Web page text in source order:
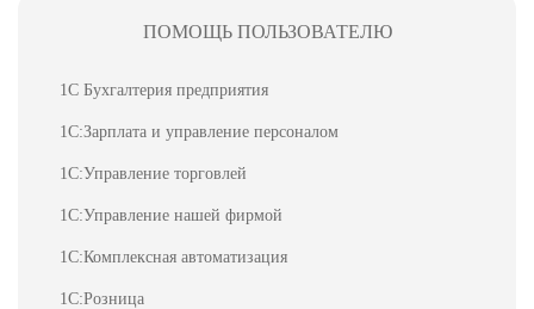
ПОМОЩЬ ПОЛЬЗОВАТЕЛЮ
1С Бухгалтерия предприятия
1С:Зарплата и управление персоналом
1С:Управление торговлей
1С:Управление нашей фирмой
1С:Комплексная автоматизация
1С:Розница